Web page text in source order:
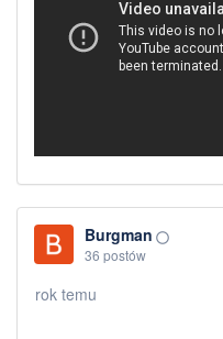
Burgman panorama_fish_eye
36 postów
rok temu